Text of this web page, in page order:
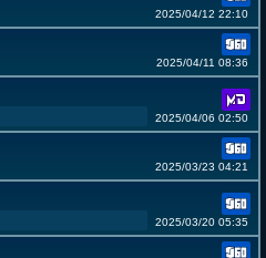
2025/04/12 22:10
2025/04/11 08:36
2025/04/06 02:50
2025/03/23 04:21
2025/03/20 05:35